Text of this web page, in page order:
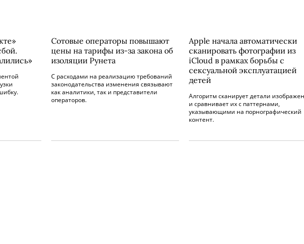
Сотовые операторы повышают
цены на тарифы из-за закона об
изоляции Рунета
С расходами на реализацию требований
законодательства изменения связывают
как аналитики, так и представители
операторов.
Apple начала автоматически
сканировать фотографии из
iCloud в рамках борьбы с
сексуальной эксплуатацией
детей
Алгоритм сканирует детали
и сравнивает их с паттернами,
указывающими на порнографический
контент.